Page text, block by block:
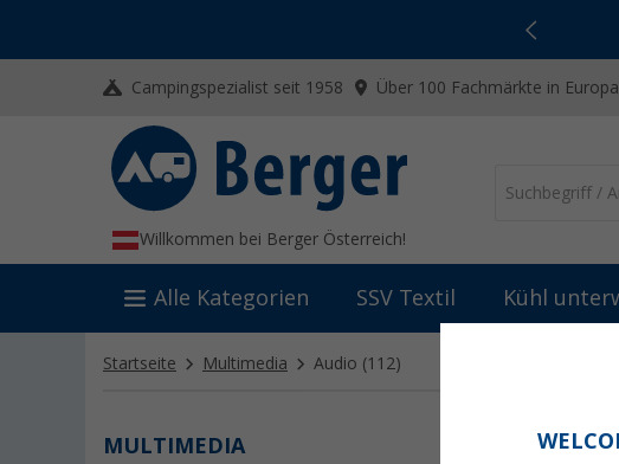
Campingspezialist seit 1958 Über 100 Fachmärkte in Europa
Willkommen bei Berger Österreich!
Alle Kategorien SSV Textil Kühl
Startseite Multimedia Audio (112)
MULTIMEDIA AUDIO